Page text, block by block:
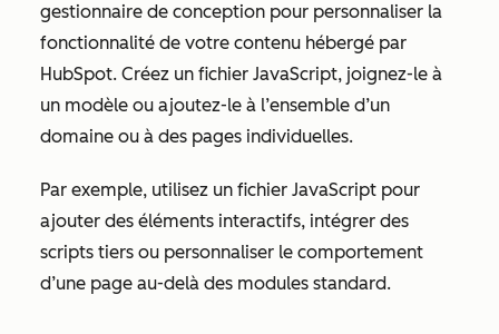
gestionnaire de conception pour personnaliser la
fonctionnalité de votre contenu hébergé par
HubSpot. Créez un fichier JavaScript, joignez-le à
un modèle ou ajoutez-le à l’ensemble d’un
domaine ou à des pages individuelles.
Par exemple, utilisez un fichier JavaScript pour
ajouter des éléments interactifs, intégrer des
scripts tiers ou personnaliser le comportement
d’une page au-delà des modules standard.